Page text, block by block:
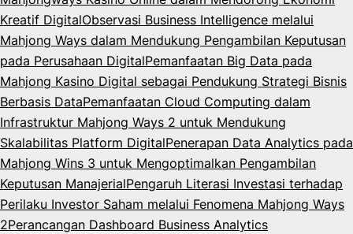
Kreatif DigitalObservasi Business Intelligence melalui
Mahjong Ways dalam Mendukung Pengambilan Keputusan
pada Perusahaan DigitalPemanfaatan Big Data pada
Mahjong Kasino Digital sebagai Pendukung Strategi Bisnis
Berbasis DataPemanfaatan Cloud Computing dalam
Infrastruktur Mahjong Ways 2 untuk Mendukung
Skalabilitas Platform DigitalPenerapan Data Analytics pada
Mahjong Wins 3 untuk Mengoptimalkan Pengambilan
Keputusan ManajerialPengaruh Literasi Investasi terhadap
Perilaku Investor Saham melalui Fenomena Mahjong Ways
2Perancangan Dashboard Business Analytics